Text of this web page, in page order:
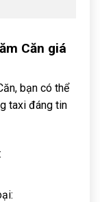
Căn giá
bạn có thể
taxi đáng tin